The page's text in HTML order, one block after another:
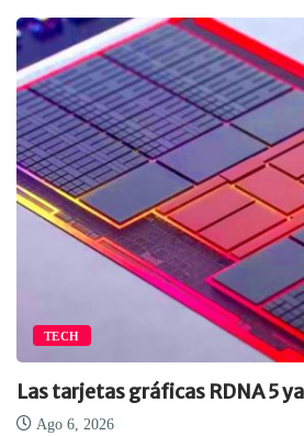
TECH
Las tarjetas gráficas RDNA 5
Ago 6, 2026